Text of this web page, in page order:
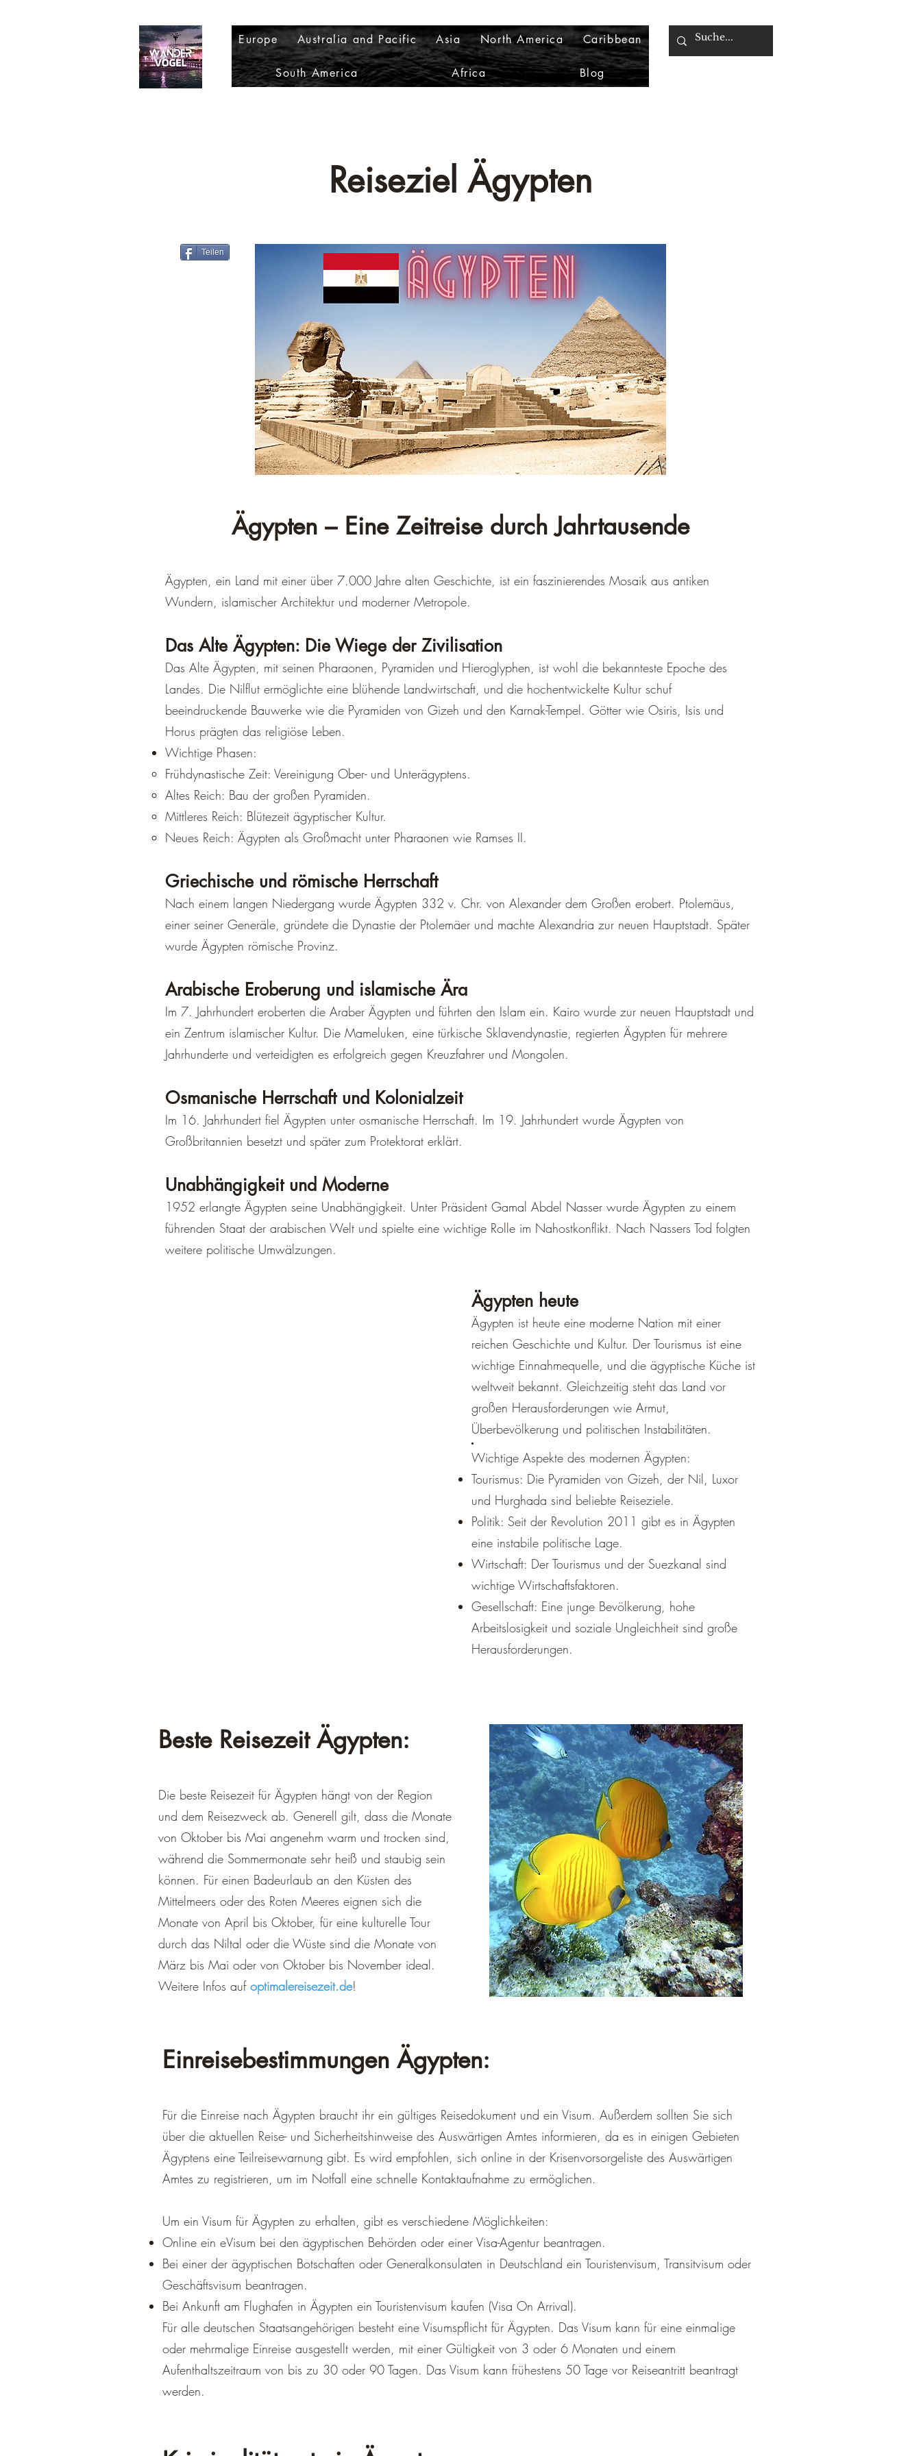
â
–¡
Europe Australia and Pacific Asia North America Caribbean
South America Africa Blog
Reiseziel Ägypten
Teilen
Ägypten – Eine Zeitreise durch Jahrtausende
Ägypten, ein Land mit einer über 7.000 Jahre alten Geschichte, ist ein faszinierendes Mosaik aus antiken
Wundern, islamischer Architektur und moderner Metropole.
Das Alte Ägypten: Die Wiege der Zivilisation
Das Alte Ägypten, mit seinen Pharaonen, Pyramiden und Hieroglyphen, ist wohl die bekannteste Epoche des
Landes. Die Nilflut ermöglichte eine blühende Landwirtschaft, und die hochentwickelte Kultur schuf
beeindruckende Bauwerke wie die Pyramiden von Gizeh und den Karnak-Tempel. Götter wie Osiris, Isis und
Horus prägten das religiöse Leben.
Wichtige Phasen:
Frühdynastische Zeit: Vereinigung Ober- und Unterägyptens.
Altes Reich: Bau der großen Pyramiden.
Mittleres Reich: Blütezeit ägyptischer Kultur.
Neues Reich: Ägypten als Großmacht unter Pharaonen wie Ramses II.
Griechische und römische Herrschaft
Nach einem langen Niedergang wurde Ägypten 332 v. Chr. von Alexander dem Großen erobert. Ptolemäus,
einer seiner Generäle, gründete die Dynastie der Ptolemäer und machte Alexandria zur neuen Hauptstadt. Später
wurde Ägypten römische Provinz.
Arabische Eroberung und islamische Ära
Im 7. Jahrhundert eroberten die Araber Ägypten und führten den Islam ein. Kairo wurde zur neuen Hauptstadt und
ein Zentrum islamischer Kultur. Die Mameluken, eine türkische Sklavendynastie, regierten Ägypten für mehrere
Jahrhunderte und verteidigten es erfolgreich gegen Kreuzfahrer und Mongolen.
Osmanische Herrschaft und Kolonialzeit
Im 16. Jahrhundert fiel Ägypten unter osmanische Herrschaft. Im 19. Jahrhundert wurde Ägypten von
Großbritannien besetzt und später zum Protektorat erklärt.
Unabhängigkeit und Moderne
1952 erlangte Ägypten seine Unabhängigkeit. Unter Präsident Gamal Abdel Nasser wurde Ägypten zu einem
führenden Staat der arabischen Welt und spielte eine wichtige Rolle im Nahostkonflikt. Nach Nassers Tod folgten
weitere politische Umwälzungen.
Beste Reisezeit Ägypten:​
Die beste Reisezeit für Ägypten hängt von der Region
und dem Reisezweck ab. Generell gilt, dass die Monate
von Oktober bis Mai angenehm warm und trocken sind,
während die Sommermonate sehr heiß und staubig sein
können. Für einen Badeurlaub an den Küsten des
Mittelmeers oder des Roten Meeres eignen sich die
Monate von April bis Oktober, für eine kulturelle Tour
durch das Niltal oder die Wüste sind die Monate von
März bis Mai oder von Oktober bis November ideal.
Weitere Infos auf optimalereisezeit.de!
Ägypten heute
Ägypten ist heute eine moderne Nation mit einer
reichen Geschichte und Kultur. Der Tourismus ist eine
wichtige Einnahmequelle, und die ägyptische Küche ist
weltweit bekannt. Gleichzeitig steht das Land vor
großen Herausforderungen wie Armut,
Überbevölkerung und politischen Instabilitäten.
Wichtige Aspekte des modernen Ägypten:
Tourismus: Die Pyramiden von Gizeh, der Nil, Luxor
und Hurghada sind beliebte Reiseziele.
Politik: Seit der Revolution 2011 gibt es in Ägypten
eine instabile politische Lage.
Wirtschaft: Der Tourismus und der Suezkanal sind
wichtige Wirtschaftsfaktoren.
Gesellschaft: Eine junge Bevölkerung, hohe
Arbeitslosigkeit und soziale Ungleichheit sind große
Herausforderungen.
Einreisebestimmungen Ägypten:​
Für die Einreise nach Ägypten braucht ihr ein gültiges Reisedokument und ein Visum. Außerdem sollten Sie sich
über die aktuellen Reise- und Sicherheitshinweise des Auswärtigen Amtes informieren, da es in einigen Gebieten
Ägyptens eine Teilreisewarnung gibt. Es wird empfohlen, sich online in der Krisenvorsorgeliste des Auswärtigen
Amtes zu registrieren, um im Notfall eine schnelle Kontaktaufnahme zu ermöglichen.
Um ein Visum für Ägypten zu erhalten, gibt es verschiedene Möglichkeiten:
Online ein eVisum bei den ägyptischen Behörden oder einer Visa-Agentur beantragen.
Bei einer der ägyptischen Botschaften oder Generalkonsulaten in Deutschland ein Touristenvisum, Transitvisum oder
Geschäftsvisum beantragen.
Bei Ankunft am Flughafen in Ägypten ein Touristenvisum kaufen (Visa On Arrival).
Für alle deutschen Staatsangehörigen besteht eine Visumspflicht für Ägypten. Das Visum kann für eine einmalige
oder mehrmalige Einreise ausgestellt werden, mit einer Gültigkeit von 3 oder 6 Monaten und einem
Aufenthaltszeitraum von bis zu 30 oder 90 Tagen. Das Visum kann frühestens 50 Tage vor Reiseantritt beantragt
werden.